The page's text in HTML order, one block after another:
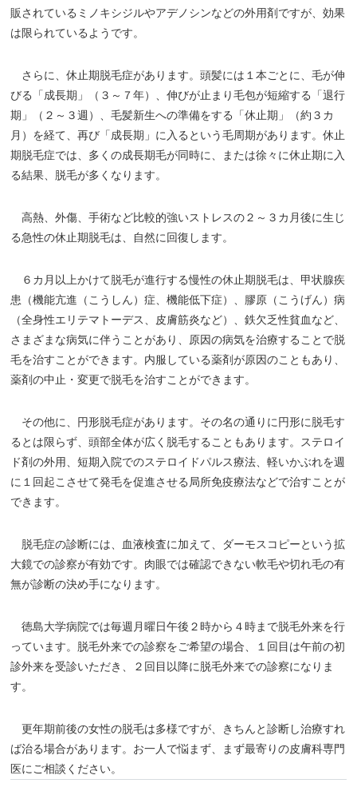
販されているミノキシジルやアデノシンなどの外用剤ですが、効果
は限られているようです。
さらに、休止期脱毛症があります。頭髪には１本ごとに、毛が伸
びる「成長期」（３～７年）、伸びが止まり毛包が短縮する「退行
期」（２～３週）、毛髪新生への準備をする「休止期」（約３カ
月）を経て、再び「成長期」に入るという毛周期があります。休止
期脱毛症では、多くの成長期毛が同時に、または徐々に休止期に入
る結果、脱毛が多くなります。
高熱、外傷、手術など比較的強いストレスの２～３カ月後に生じ
る急性の休止期脱毛は、自然に回復します。
６カ月以上かけて脱毛が進行する慢性の休止期脱毛は、甲状腺疾
患（機能亢進（こうしん）症、機能低下症）、膠原（こうげん）病
（全身性エリテマトーデス、皮膚筋炎など）、鉄欠乏性貧血など、
さまざまな病気に伴うことがあり、原因の病気を治療することで脱
毛を治すことができます。内服している薬剤が原因のこともあり、
薬剤の中止・変更で脱毛を治すことができます。
その他に、円形脱毛症があります。その名の通りに円形に脱毛す
るとは限らず、頭部全体が広く脱毛することもあります。ステロイ
ド剤の外用、短期入院でのステロイドパルス療法、軽いかぶれを週
に１回起こさせて発毛を促進させる局所免疫療法などで治すことが
できます。
脱毛症の診断には、血液検査に加えて、ダーモスコピーという拡
大鏡での診察が有効です。肉眼では確認できない軟毛や切れ毛の有
無が診断の決め手になります。
徳島大学病院では毎週月曜日午後２時から４時まで脱毛外来を行
っています。脱毛外来での診察をご希望の場合、１回目は午前の初
診外来を受診いただき、２回目以降に脱毛外来での診察になりま
す。
更年期前後の女性の脱毛は多様ですが、きちんと診断し治療すれ
ば治る場合があります。お一人で悩まず、まず最寄りの皮膚科専門
医にご相談ください。